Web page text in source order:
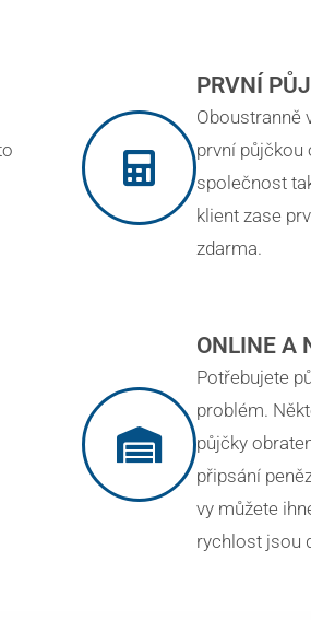
PRVNÍ
Oboustranně
první půjčkou
společnost
klient zase
zdarma.
ONLINE A
Potřebujete
problém.
půjčky
připsání
vy můžete
rychlost jsou